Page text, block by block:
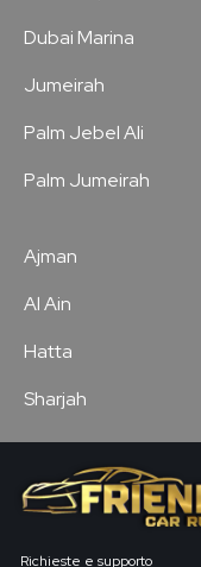
Dubai Marina
Jumeirah
Palm Jebel Ali
Palm Jumeirah
Ajman
Al Ain
Hatta
Sharjah
Richieste e supporto